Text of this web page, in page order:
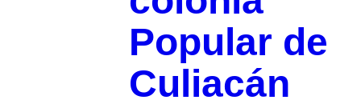
Popular de
Culiacán